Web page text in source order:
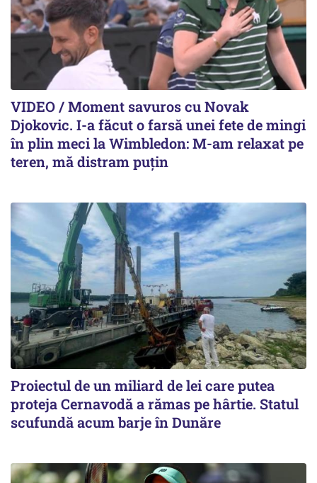
VIDEO / Moment savuros cu Novak
Djokovic. I-a făcut o farsă unei fete de mingi
în plin meci la Wimbledon: M-am relaxat pe
teren, mă distram puțin
Proiectul de un miliard de lei care putea
proteja Cernavodă a rămas pe hârtie. Statul
scufundă acum barje în Dunăre